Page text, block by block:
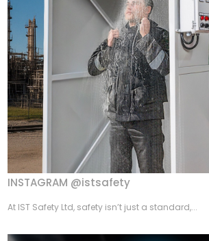
INSTAGRAM @istsafety
At IST Safety Ltd, safety isn’t just a standard,...